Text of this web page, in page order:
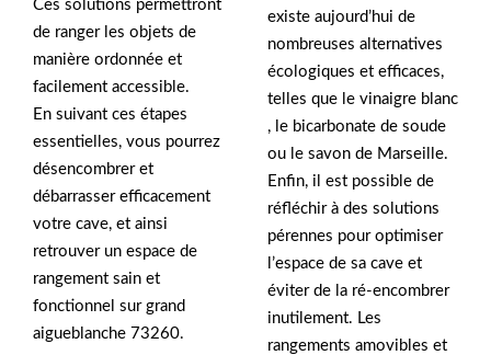
Ces solutions permettront
de ranger les objets de
manière ordonnée et
facilement accessible.
En suivant ces étapes
essentielles, vous pourrez
désencombrer et
débarrasser efficacement
votre cave, et ainsi
retrouver un espace de
rangement sain et
fonctionnel sur grand
aigueblanche 73260.
existe aujourd’hui de
nombreuses alternatives
écologiques et efficaces,
telles que le vinaigre blanc
, le bicarbonate de soude
ou le savon de Marseille.
Enfin, il est possible de
réfléchir à des solutions
pérennes pour optimiser
l’espace de sa cave et
éviter de la ré-encombrer
inutilement. Les
rangements amovibles et